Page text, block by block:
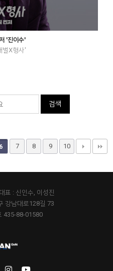
'진이수'
벌X형사'
6 7 8 9 10
표 : 신인수, 이성진
강남대로128길 73
435-88-01580